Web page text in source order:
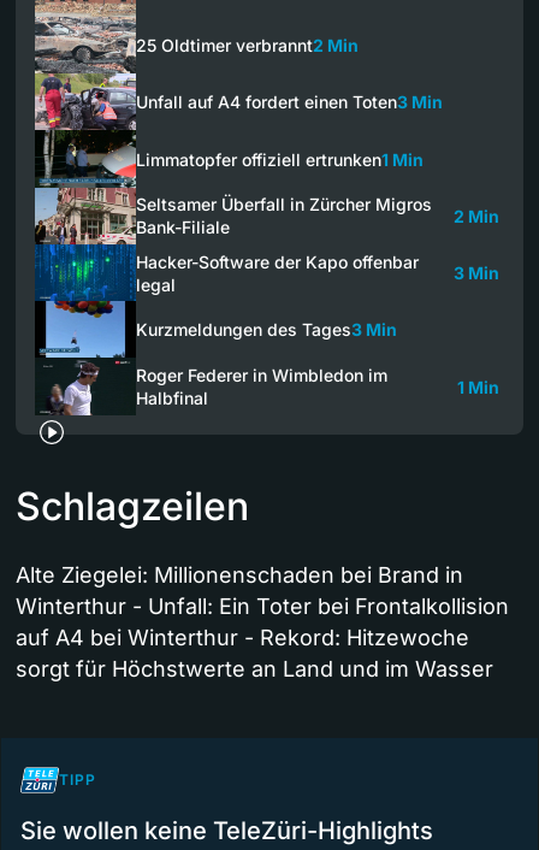
25 Oldtimer verbrannt2 Min
Unfall auf A4 fordert einen Toten3 Min
Limmatopfer offiziell ertrunken1 Min
Seltsamer Überfall in Zürcher Migros
Bank-Filiale
2 Min
Hacker-Software der Kapo offenbar
legal
3 Min
Kurzmeldungen des Tages3 Min
Roger Federer in Wimbledon im
Halbfinal
1 Min
Schlagzeilen
Alte Ziegelei: Millionenschaden bei Brand in
Winterthur - Unfall: Ein Toter bei Frontalkollision
auf A4 bei Winterthur - Rekord: Hitzewoche
sorgt für Höchstwerte an Land und im Wasser
TIPP
Sie wollen keine TeleZüri-Highlights